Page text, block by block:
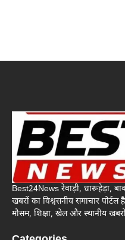
Best24News रेवाड़ी, धारूहेड़ा,
खबरों का विश्वसनीय समाचार
मौसम, शिक्षा, खेल और स्थानीय